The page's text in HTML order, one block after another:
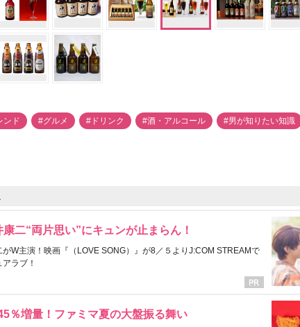
ンド #グルメ #ドリンク #酒・アルコール #男が知りたい知識
二“両片思い”にキュンが止まらん！
W主演！映画『（LOVE SONG）』が8／５よりJ:COM STREAMで
ラブ！
％増量！ファミマ夏の大盤振る舞い